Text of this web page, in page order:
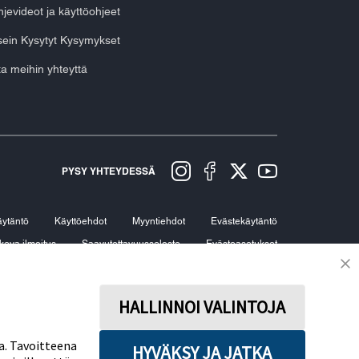
ja käyttöohjeet
Kysytyt Kysymykset
meihin yhteyttä
PYSY YHTEYDESSÄ
Käyttöehdot Myyntiehdot
Evästekäytäntö
ilmoitus
Saavutettavuusseloste Evästeasetukset
Tavoitteena
HYVÄKSY JA JATKA
HALLINNOI VALINTOJA